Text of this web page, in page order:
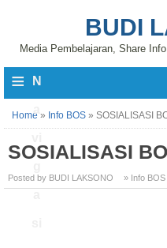
BUDI
Media Pembelajaran, Share
≡ N
Home » Info BOS » SOSIALISASI
SOSIALISASI
Posted by BUDI LAKSONO » Info BOS